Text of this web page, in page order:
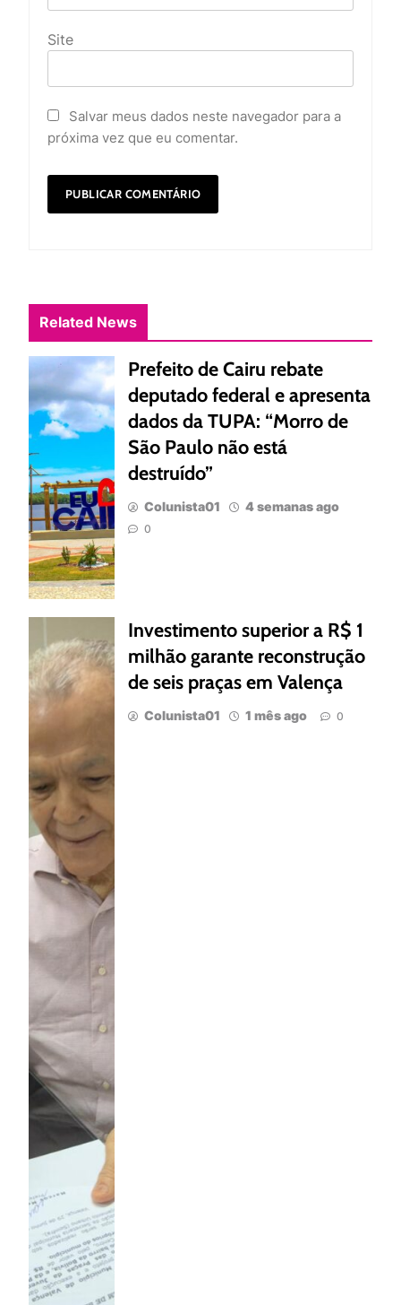
Site
Salvar meus dados neste navegador para a
próxima vez que eu comentar.
Related News
Prefeito de Cairu rebate
deputado federal e apresenta
dados da TUPA: “Morro de
São Paulo não está
destruído”
Colunista01 4 semanas ago
0
Investimento superior a R$ 1
milhão garante reconstrução
de seis praças em Valença
Colunista01 1 mês ago 0